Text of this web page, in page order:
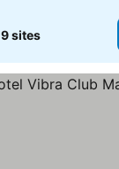
9 sites